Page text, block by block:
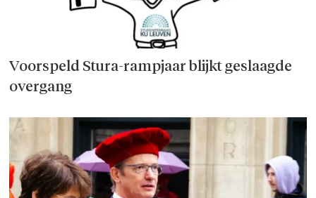
Voorspeld Stura-rampjaar blijkt geslaagde
overgang